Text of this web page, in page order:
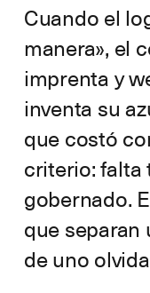
Cuando el
manera», el
imprenta y
inventa su
que costó
criterio: falta
gobernado.
que separan
de uno